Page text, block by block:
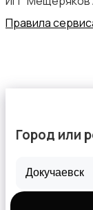
Правила
Город или
Все города